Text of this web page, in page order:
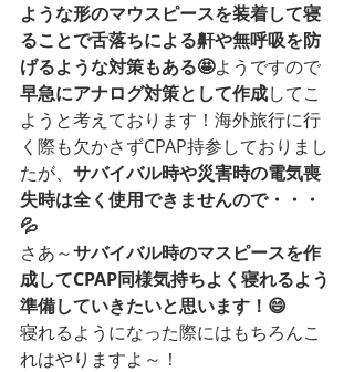
ような形のマウスピースを装着して寝
ることで舌落ちによる鼾や無呼吸を防
げるような対策もある🤩ようですので
早急にアナログ対策として作成してこ
ようと考えております！海外旅行に行
く際も欠かさずCPAP持参しておりまし
たが、 サバイバル時や災害時の電気喪
失時は全く使用できませんので・・・
💦
さあ～サバイバル時のマスピースを作
成してCPAP同様気持ちよく寝れるよう
準備していきたいと思います！😄
寝れるようになった際にはもちろんこ
れはやりますよ～！